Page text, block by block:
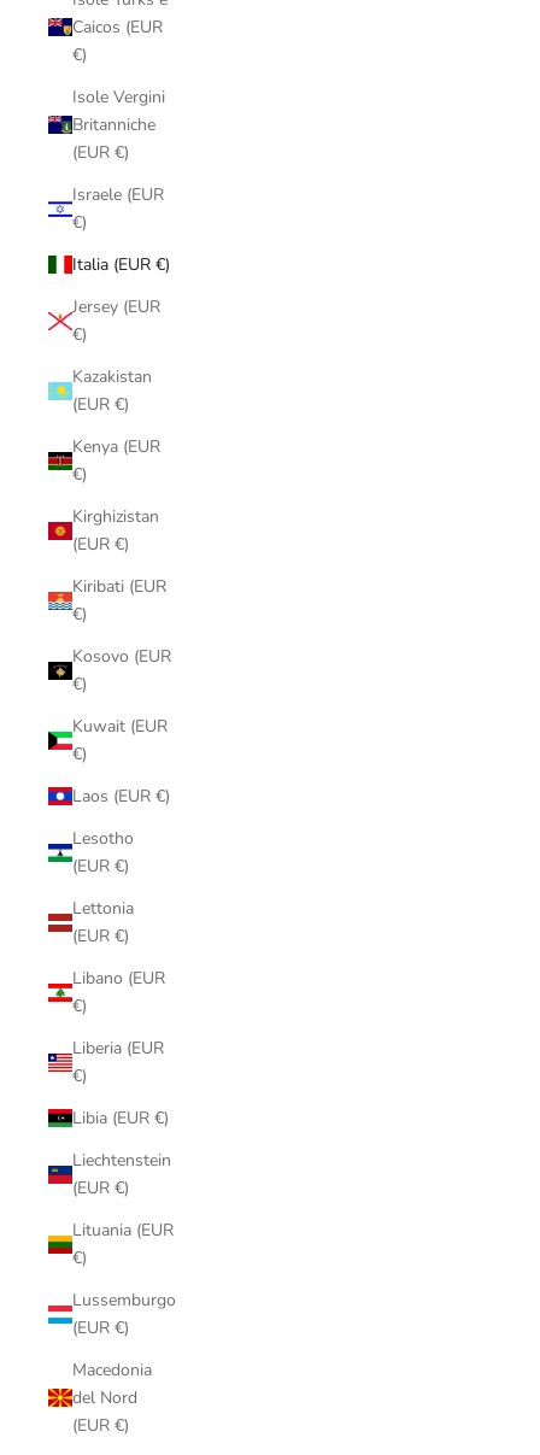
Caicos (EUR
€)
Isole Vergini
Britanniche
(EUR €)
Israele (EUR
€)
Italia (EUR €)
Jersey (EUR
€)
Kazakistan
(EUR €)
Kenya (EUR
€)
Kirghizistan
(EUR €)
Kiribati (EUR
€)
Kosovo (EUR
€)
Kuwait (EUR
€)
Laos (EUR €)
Lesotho
(EUR €)
Lettonia
(EUR €)
Libano (EUR
€)
Liberia (EUR
€)
Libia (EUR €)
Liechtenstein
(EUR €)
Lituania (EUR
€)
Lussemburgo
(EUR €)
Macedonia
del Nord
(EUR €)